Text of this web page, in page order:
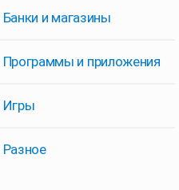
Банки и магазины
Программы и приложения
Игры
Разное